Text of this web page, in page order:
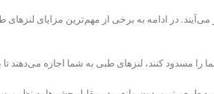
در ادامه به برخی از مهم‌ترین مزایای
مسدود کنند، لنزهای طبی به شما اجازه می‌دهند